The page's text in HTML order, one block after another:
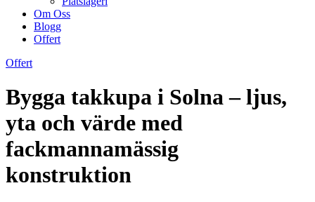
Om Oss
Blogg
Offert
Offert
Bygga takkupa i Solna – ljus,
yta och värde med
fackmannamässig
konstruktion